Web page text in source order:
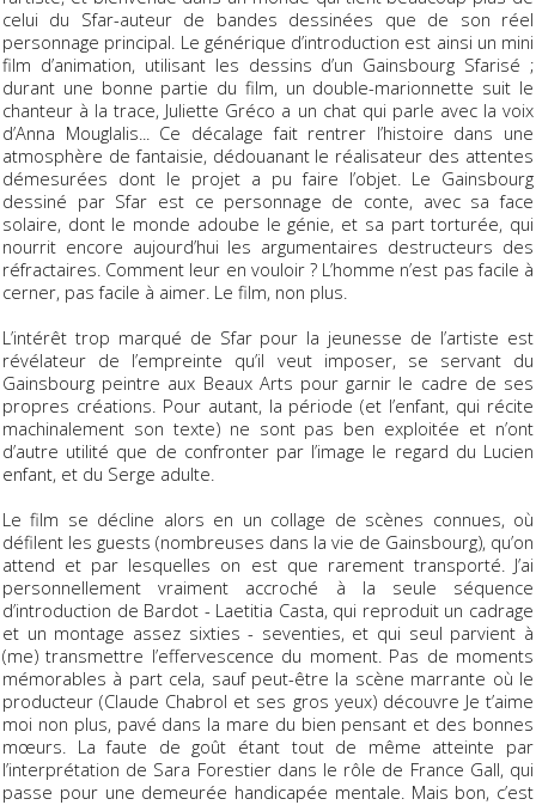
celui du Sfar-auteur de bandes dessinées que de son réel
personnage principal. Le générique d’introduction est ainsi un mini
film d’animation, utilisant les dessins d’un Gainsbourg Sfarisé ;
durant une bonne partie du film, un double-marionnette suit le
chanteur à la trace, Juliette Gréco a un chat qui parle avec la voix
d’Anna Mouglalis... Ce décalage fait rentrer l’histoire dans une
atmosphère de fantaisie, dédouanant le réalisateur des attentes
démesurées dont le projet a pu faire l’objet. Le Gainsbourg
dessiné par Sfar est ce personnage de conte, avec sa face
solaire, dont le monde adoube le génie, et sa part torturée, qui
nourrit encore aujourd’hui les argumentaires destructeurs des
réfractaires. Comment leur en vouloir ? L’homme n’est pas facile à
cerner, pas facile à aimer. Le film, non plus.
L’intérêt trop marqué de Sfar pour la jeunesse de l’artiste est
révélateur de l’empreinte qu’il veut imposer, se servant du
Gainsbourg peintre aux Beaux Arts pour garnir le cadre de ses
propres créations. Pour autant, la période (et l’enfant, qui récite
machinalement son texte) ne sont pas ben exploitée et n’ont
d’autre utilité que de confronter par l’image le regard du Lucien
enfant, et du Serge adulte.
Le film se décline alors en un collage de scènes connues, où
défilent les guests (nombreuses dans la vie de Gainsbourg), qu’on
attend et par lesquelles on est que rarement transporté. J’ai
personnellement vraiment accroché à la seule séquence
d’introduction de Bardot - Laetitia Casta, qui reproduit un cadrage
et un montage assez sixties - seventies, et qui seul parvient à
(me) transmettre l’effervescence du moment. Pas de moments
mémorables à part cela, sauf peut-être la scène marrante où le
producteur (Claude Chabrol et ses gros yeux) découvre Je t’aime
moi non plus, pavé dans la mare du bien pensant et des bonnes
mœurs. La faute de goût étant tout de même atteinte par
l’interprétation de Sara Forestier dans le rôle de France Gall, qui
passe pour une demeurée handicapée mentale. Mais bon, c’est